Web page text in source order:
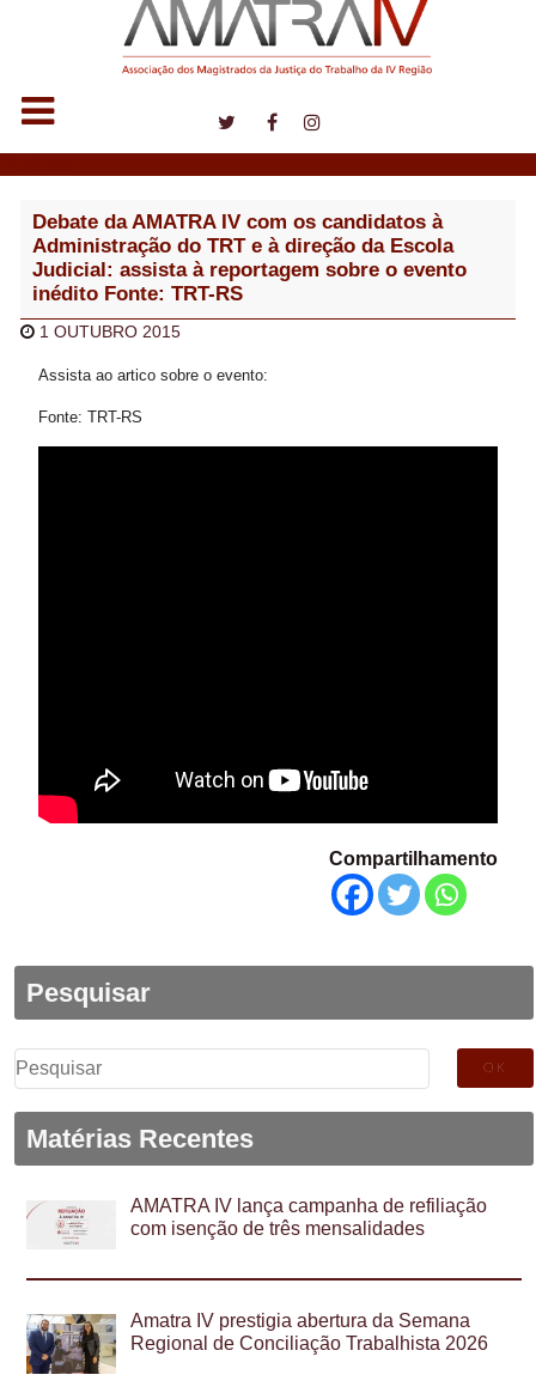
Debate da AMATRA IV com os candidatos à
Administração do TRT e à direção da Escola
Judicial: assista à reportagem sobre o evento
inédito Fonte: TRT-RS
1 OUTUBRO 2015
Assista ao artico sobre o evento:
Fonte: TRT-RS
Compartilhamento
Pesquisar
Pesquisar
por:
Matérias Recentes
AMATRA IV lança campanha de refiliação
com isenção de três mensalidades
Amatra IV prestigia abertura da Semana
Regional de Conciliação Trabalhista 2026